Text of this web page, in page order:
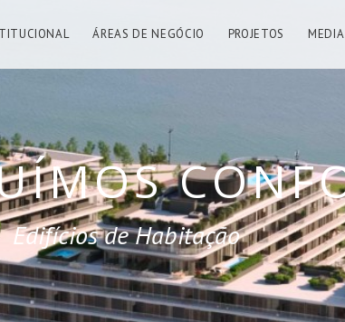
ÁREAS DE NEGÓCIO PROJETOS MEDIA